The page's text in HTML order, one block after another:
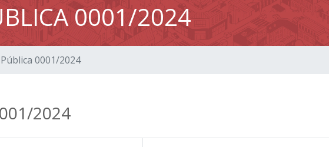
0001/2024
0001/2024
2024